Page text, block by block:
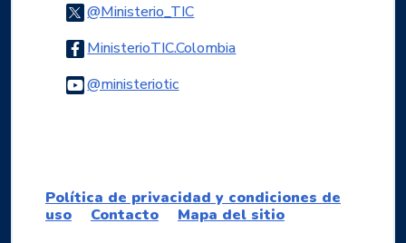
@Ministerio_TICLogo Twitter
MinisterioTIC.ColombiaLogo Facebook
@ministerioticLogo Youtube
Política de privacidad y condiciones de
uso
Contacto Mapa del sitio